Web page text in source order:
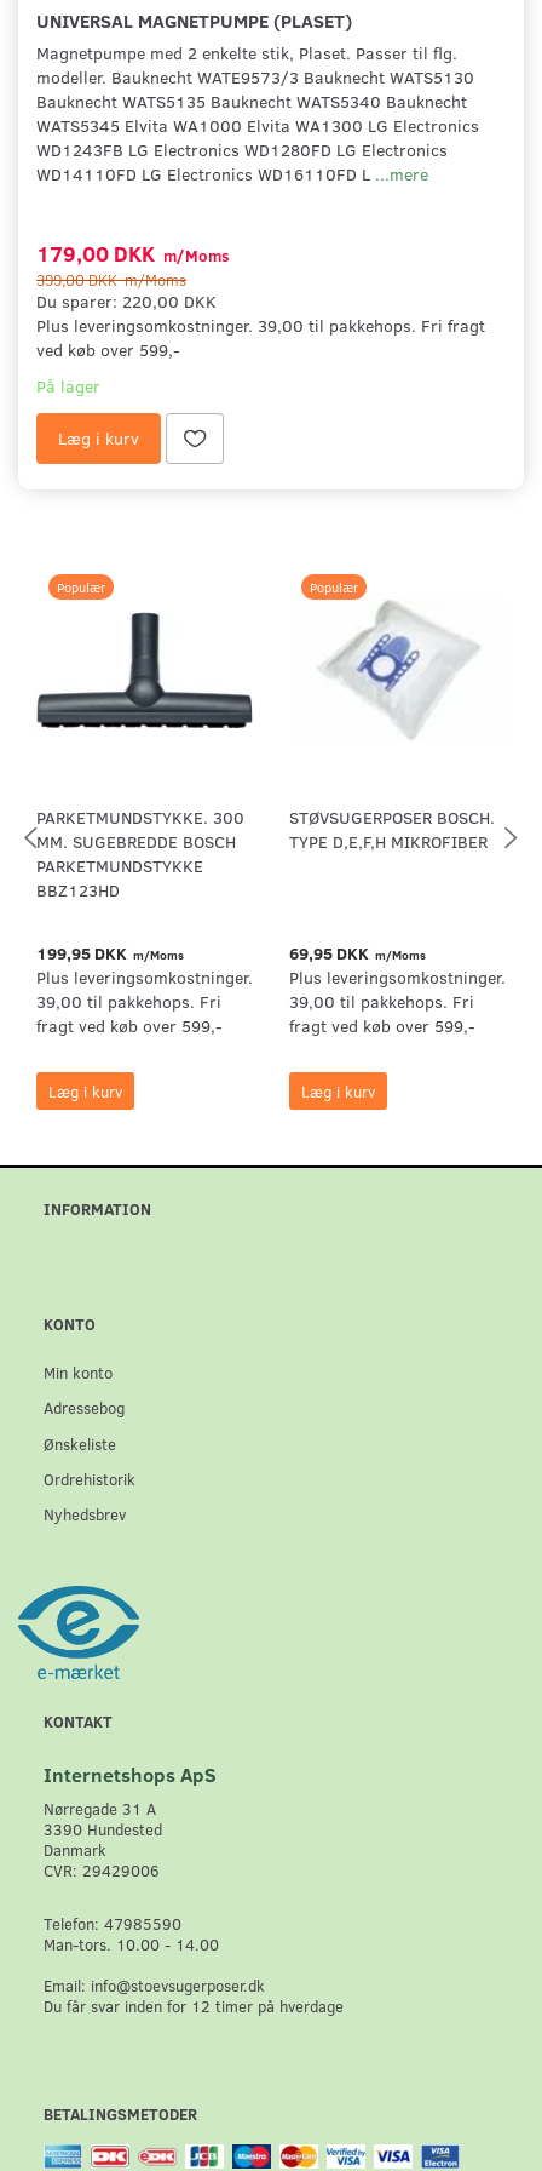
UNIVERSAL MAGNETPUMPE (PLASET)
Magnetpumpe med 2 enkelte stik, Plaset. Passer til flg.
modeller. Bauknecht WATE9573/3 Bauknecht WATS5130
Bauknecht WATS5135 Bauknecht WATS5340 Bauknecht
WATS5345 Elvita WA1000 Elvita WA1300 LG Electronics
WD1243FB LG Electronics WD1280FD LG Electronics
WD14110FD LG Electronics WD16110FD L ...mere
179,00 DKK m/Moms
399,00 DKKm/Moms
Du sparer: 220,00 DKK
Plus leveringsomkostninger. 39,00 til pakkehops. Fri fragt
ved køb over 599,-
På lager
Læg i kurv
Populær
PARKETMUNDSTYKKE. 300
MM. SUGEBREDDE BOSCH
PARKETMUNDSTYKKE
BBZ123HD
199,95 DKK m/Moms
Plus leveringsomkostninger.
39,00 til pakkehops. Fri
fragt ved køb over 599,-
Læg i kurv
Populær
STØVSUGERPOSER BOSCH.
TYPE D,E,F,H MIKROFIBER
69,95 DKK m/Moms
Plus leveringsomkostninger.
39,00 til pakkehops. Fri
fragt ved køb over 599,-
Læg i kurv
INFORMATION
KONTO
Min konto
Adressebog
Ønskeliste
Ordrehistorik
Nyhedsbrev
KONTAKT
Internetshops ApS
Nørregade 31 A
3390 Hundested
Danmark
CVR: 29429006
Telefon: 47985590
Man-tors. 10.00 - 14.00
Email: info@stoevsugerposer.dk
Du får svar inden for 12 timer på hverdage
BETALINGSMETODER